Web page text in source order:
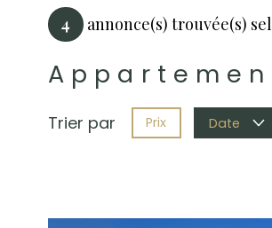
4 annonce(s) trouvée(s)
Trier par Prix Date